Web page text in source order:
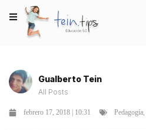
Gualberto Tein
All Posts
febrero 17, 2018 | 10:31 Pedagogía,